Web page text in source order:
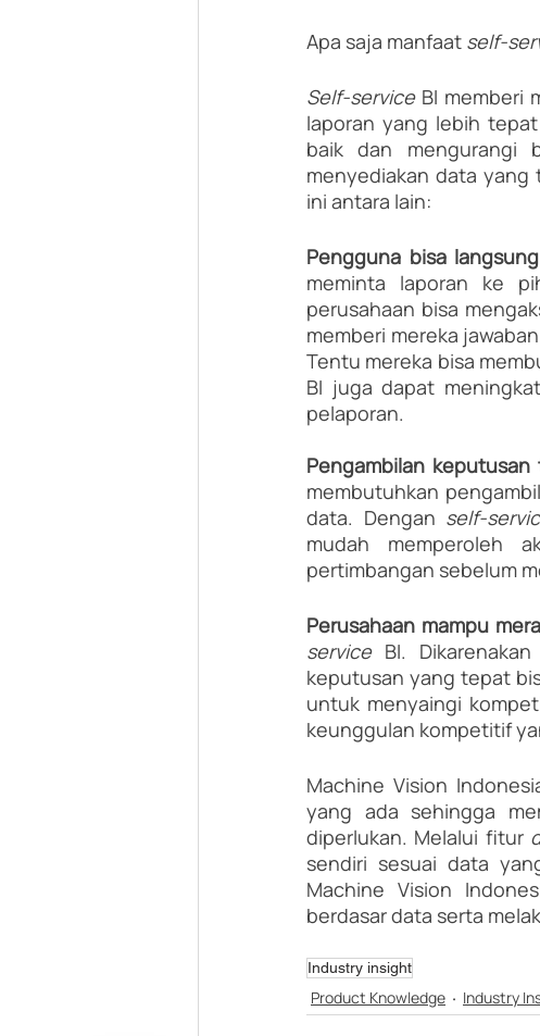
Apa saja manfaat self-
Self-service BI memberi
laporan yang lebih
baik dan mengurangi
menyediakan data yang
ini antara lain:
Pengguna bisa
meminta laporan ke
perusahaan bisa
memberi mereka
Tentu mereka bisa
BI juga dapat
pelaporan.
Pengambilan keputusan
membutuhkan
data. Dengan self-
mudah memperoleh
pertimbangan sebelum
Perusahaan mampu
service BI.
keputusan yang tepat
untuk menyaingi
keunggulan kompetitif
Machine Vision
yang ada sehingga
diperlukan. Melalui fitur
sendiri sesuai data
Machine Vision
berdasar data serta
Industry insight
Product Knowledge Industry